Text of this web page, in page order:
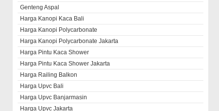
Genteng Aspal
Harga Kanopi Kaca Bali
Harga Kanopi Polycarbonate
Harga Kanopi Polycarbonate Jakarta
Harga Pintu Kaca Shower
Harga Pintu Kaca Shower Jakarta
Harga Railing Balkon
Harga Upvc Bali
Harga Upvc Banjarmasin
Harga Upvc Jakarta